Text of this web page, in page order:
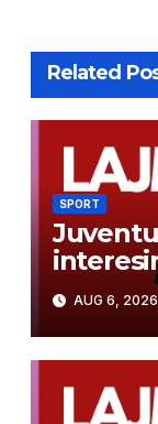
Related
SPORT
anglez
AUG 6, 2026